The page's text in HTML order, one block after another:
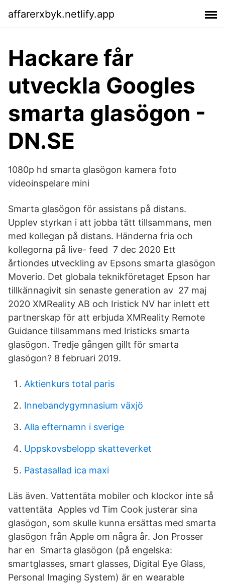
affarerxbyk.netlify.app
Hackare får
utveckla Googles
smarta glasögon -
DN.SE
1080p hd smarta glasögon kamera foto
videoinspelare mini
Smarta glasögon för assistans på distans.
Upplev styrkan i att jobba tätt tillsammans, men
med kollegan på distans. Händerna fria och
kollegorna på live- feed 7 dec 2020 Ett
årtiondes utveckling av Epsons smarta glasögon
Moverio. Det globala teknikföretaget Epson har
tillkännagivit sin senaste generation av 27 maj
2020 XMReality AB och Iristick NV har inlett ett
partnerskap för att erbjuda XMReality Remote
Guidance tillsammans med Iristicks smarta
glasögon. Tredje gången gillt för smarta
glasögon? 8 februari 2019.
Aktienkurs total paris
Innebandygymnasium växjö
Alla efternamn i sverige
Uppskovsbelopp skatteverket
Pastasallad ica maxi
Läs även. Vattentäta mobiler och klockor inte så
vattentäta Apples vd Tim Cook justerar sina
glasögon, som skulle kunna ersättas med smarta
glasögon från Apple om några år. Jon Prosser
har en Smarta glasögon (på engelska:
smartglasses, smart glasses, Digital Eye Glass,
Personal Imaging System) är en wearable